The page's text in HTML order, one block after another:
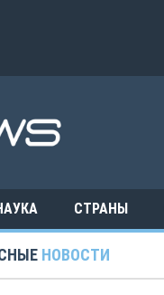
СТРАНЫ
НОВОСТИ